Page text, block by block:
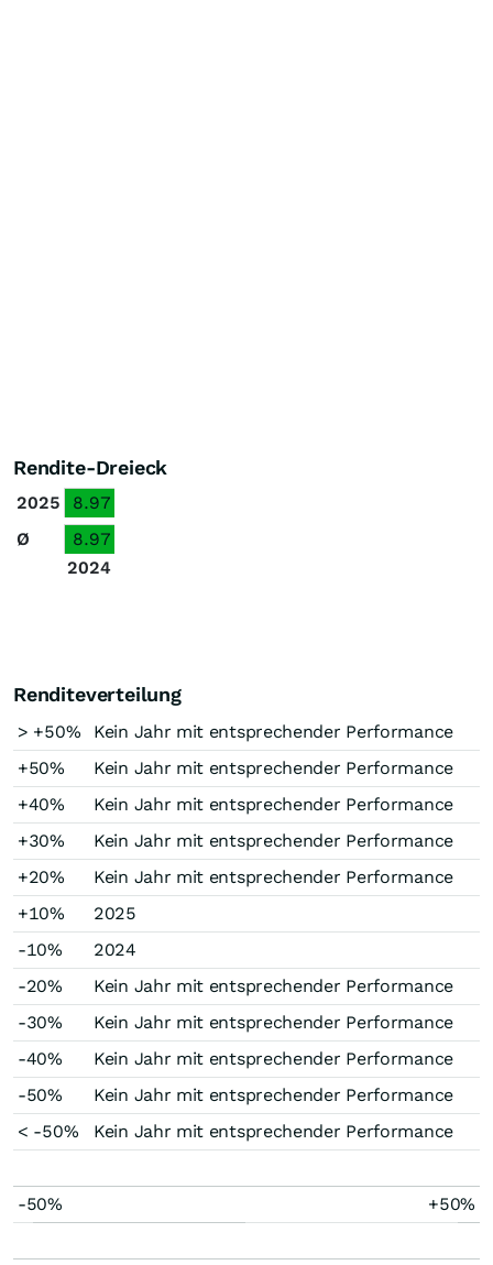
Rendite-Dreieck
2025
8.97
Ø
8.97
2024
Renditeverteilung
> +50%
Kein Jahr mit entsprechender Performance
+50%
Kein Jahr mit entsprechender Performance
+40%
Kein Jahr mit entsprechender Performance
+30%
Kein Jahr mit entsprechender Performance
+20%
Kein Jahr mit entsprechender Performance
+10%
2025
-10%
2024
-20%
Kein Jahr mit entsprechender Performance
-30%
Kein Jahr mit entsprechender Performance
-40%
Kein Jahr mit entsprechender Performance
-50%
Kein Jahr mit entsprechender Performance
< -50%
Kein Jahr mit entsprechender Performance
-50% +50%